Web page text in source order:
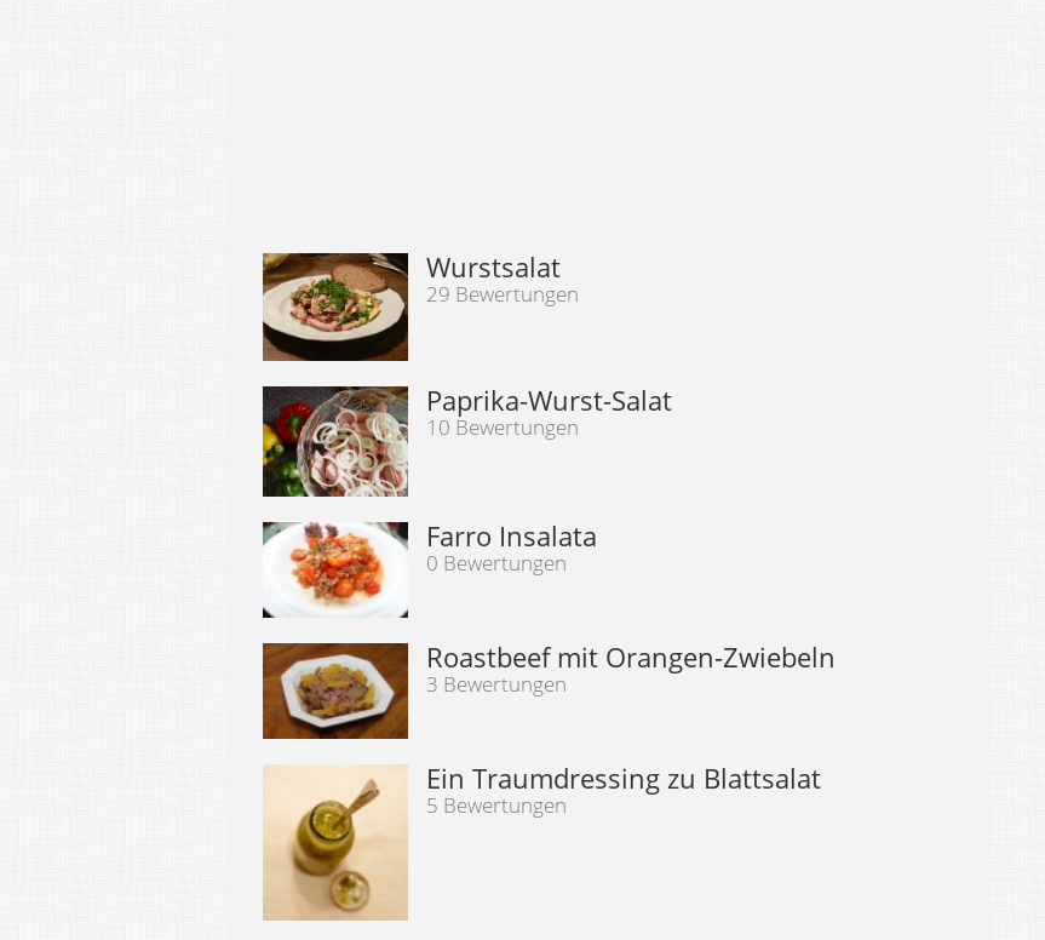
Wurstsalat
29 Bewertungen
Paprika-Wurst-Salat
10 Bewertungen
Farro Insalata
0 Bewertungen
Roastbeef mit Orangen-Zwiebeln
3 Bewertungen
Ein Traumdressing zu Blattsalat
5 Bewertungen